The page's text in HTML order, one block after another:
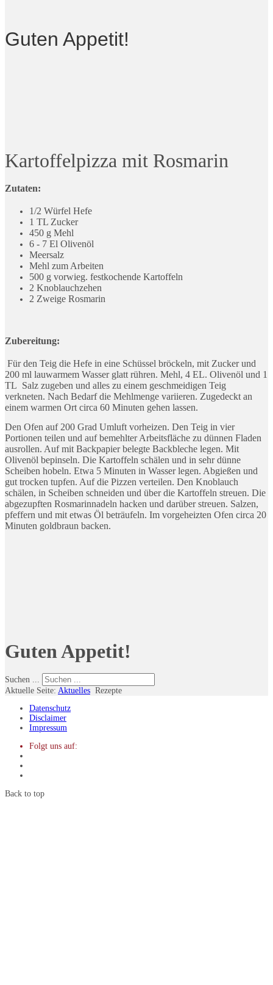
Guten Appetit!
Kartoffelpizza mit Rosmarin
Zutaten:
1/2 Würfel Hefe
1 TL Zucker
450 g Mehl
6 - 7 El Olivenöl
Meersalz
Mehl zum Arbeiten
500 g vorwieg. festkochende Kartoffeln
2 Knoblauchzehen
2 Zweige Rosmarin
Zubereitung:
Für den Teig die Hefe in eine Schüssel bröckeln, mit Zucker und
200 ml lauwarmem Wasser glatt rühren. Mehl, 4 EL. Olivenöl und 1
TL Salz zugeben und alles zu einem geschmeidigen Teig
verkneten. Nach Bedarf die Mehlmenge variieren. Zugedeckt an
einem warmen Ort circa 60 Minuten gehen lassen.
Den Ofen auf 200 Grad Umluft vorheizen. Den Teig in vier
Portionen teilen und auf bemehlter Arbeitsfläche zu dünnen Fladen
ausrollen. Auf mit Backpapier belegte Backbleche legen. Mit
Olivenöl bepinseln. Die Kartoffeln schälen und in sehr dünne
Scheiben hobeln. Etwa 5 Minuten in Wasser legen. Abgießen und
gut trocken tupfen. Auf die Pizzen verteilen. Den Knoblauch
schälen, in Scheiben schneiden und über die Kartoffeln streuen. Die
abgezupften Rosmarinnadeln hacken und darüber streuen. Salzen,
pfeffern und mit etwas Öl beträufeln. Im vorgeheizten Ofen circa 20
Minuten goldbraun backen.
Guten Appetit!
Suchen ...
Aktuelle Seite: Aktuelles Rezepte
Datenschutz
Disclaimer
Impressum
Folgt uns auf:
Back to top